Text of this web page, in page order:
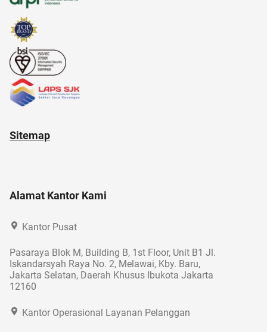
Sitemap
Alamat Kantor Kami
Kantor Pusat
Pasaraya Blok M, Building B, 1st Floor, Unit B1 Jl.
Iskandarsyah Raya No. 2, Melawai, Kby. Baru,
Jakarta Selatan, Daerah Khusus Ibukota Jakarta
12160
Kantor Operasional Layanan Pelanggan